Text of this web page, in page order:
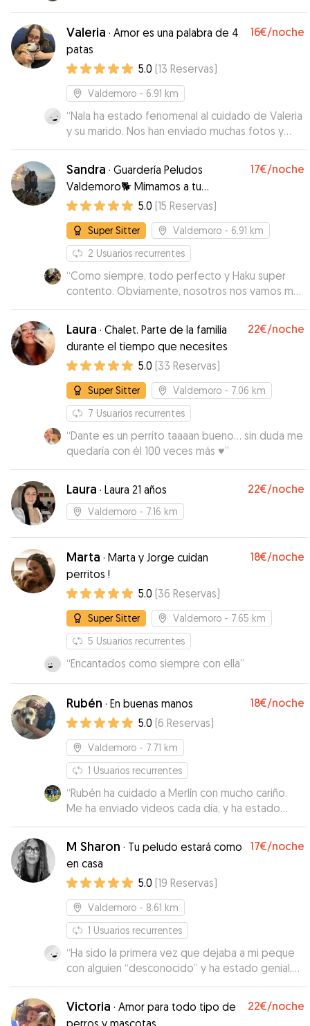
Valeria · Amor es una palabra de 4
patas
16€/noche
5.0 (13 Reservas)
Valdemoro - 6.91 km
“Nala ha estado fenomenal al cuidado de Valeria
y su marido. Nos han enviado muchas fotos y
vídeos durante los dos días que ha estado allí ,
así íbamos viendo lo tranquila y a gusto que
estaba con ellos. Encantados, los
recomendamos totalmente.”
Sandra · Guardería Peludos
Valdemoro🐕 Mimamos a tu
peludin♥️
17€/noche
5.0 (15 Reservas)
Super Sitter Valdemoro - 6.91 km
2 Usuarios recurrentes
“Como siempre, todo perfecto y Haku super
contento. Obviamente, nosotros nos vamos muy
tranquilos sabiendo que está en buenas manos
:)Laura · Chalet. Parte de la familia
durante el tiempo que necesites
22€/noche
5.0 (33 Reservas)
Super Sitter Valdemoro - 7.06 km
7 Usuarios recurrentes
“Dante es un perrito taaaan bueno… sin duda me
quedaría con él 100 veces más ♥️”
Laura · Laura 21 años 22€/noche
Valdemoro - 7.16 km
Marta · Marta y Jorge cuidan
perritos !
18€/noche
5.0 (36 Reservas)
Super Sitter Valdemoro - 7.65 km
5 Usuarios recurrentes
“Encantados como siempre con ella”
Rubén · En buenas manos 18€/noche
5.0 (6 Reservas)
Valdemoro - 7.71 km
1 Usuarios recurrentes
“Rubén ha cuidado a Merlín con mucho cariño.
Me ha enviado videos cada día, y ha estado
pendiente de el en todo momento. Volveré a
contar con el seguro.
M Sharon · Tu peludo estará como
en casa
17€/noche
5.0 (19 Reservas)
Valdemoro - 8.61 km
1 Usuarios recurrentes
“Ha sido la primera vez que dejaba a mi peque
con alguien “desconocido” y ha estado genial,
me han mandado fotos y vídeos todo el día
para que viera lo bien que estaba. Lo han
cuidado como lo haría yo y solo puedo darles las
Victoria · Amor para todo tipo de
perros y mascotas
22€/noche